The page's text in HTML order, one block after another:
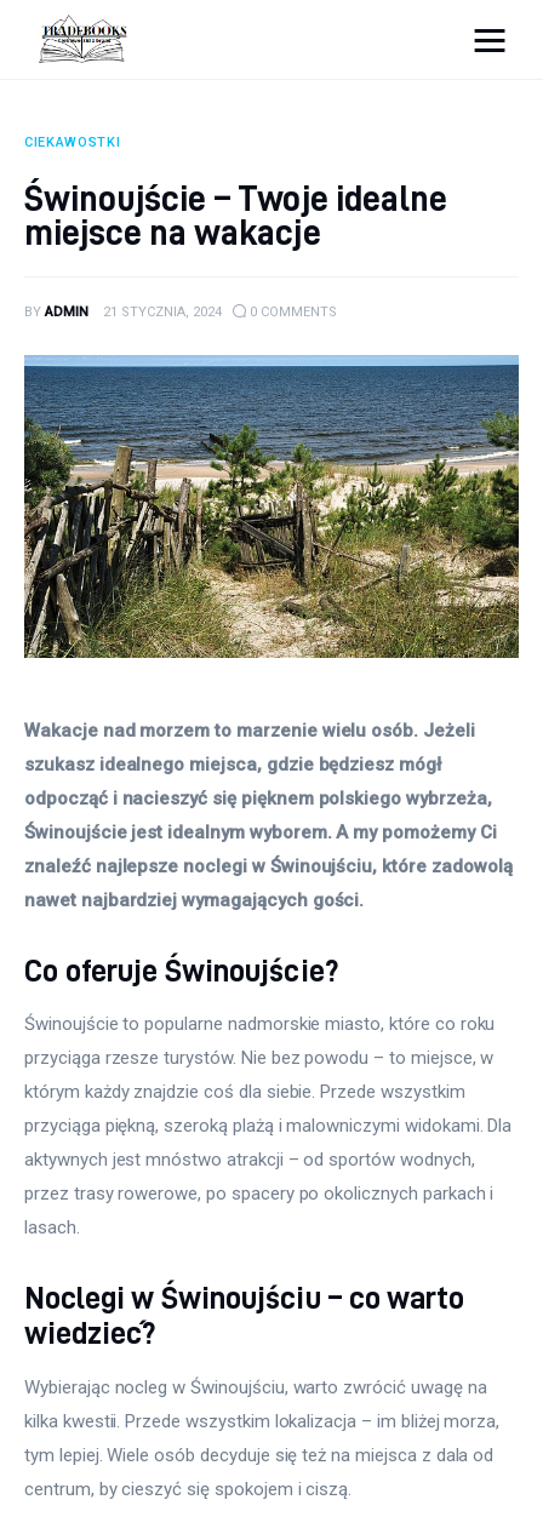
tradebooks.pl
Ciekawostki
Pozostałe
Zdrowie
CIEKAWOSTKI
Świnoujście – Twoje idealne
miejsce na wakacje
BY ADMIN 21 STYCZNIA, 2024 0 COMMENTS
Wakacje nad morzem to marzenie wielu osób. Jeżeli
szukasz idealnego miejsca, gdzie będziesz mógł
odpocząć i nacieszyć się pięknem polskiego wybrzeża,
Świnoujście jest idealnym wyborem. A my pomożemy Ci
znaleźć najlepsze noclegi w Świnoujściu, które zadowolą
nawet najbardziej wymagających gości.
Co oferuje Świnoujście?
Świnoujście to popularne nadmorskie miasto, które co roku
przyciąga rzesze turystów. Nie bez powodu – to miejsce, w
którym każdy znajdzie coś dla siebie. Przede wszystkim
przyciąga piękną, szeroką plażą i malowniczymi widokami. Dla
aktywnych jest mnóstwo atrakcji – od sportów wodnych,
przez trasy rowerowe, po spacery po okolicznych parkach i
lasach.
Noclegi w Świnoujściu – co warto
wiedzieć?
Wybierając nocleg w Świnoujściu, warto zwrócić uwagę na
kilka kwestii. Przede wszystkim lokalizacja – im bliżej morza,
tym lepiej. Wiele osób decyduje się też na miejsca z dala od
centrum, by cieszyć się spokojem i ciszą.